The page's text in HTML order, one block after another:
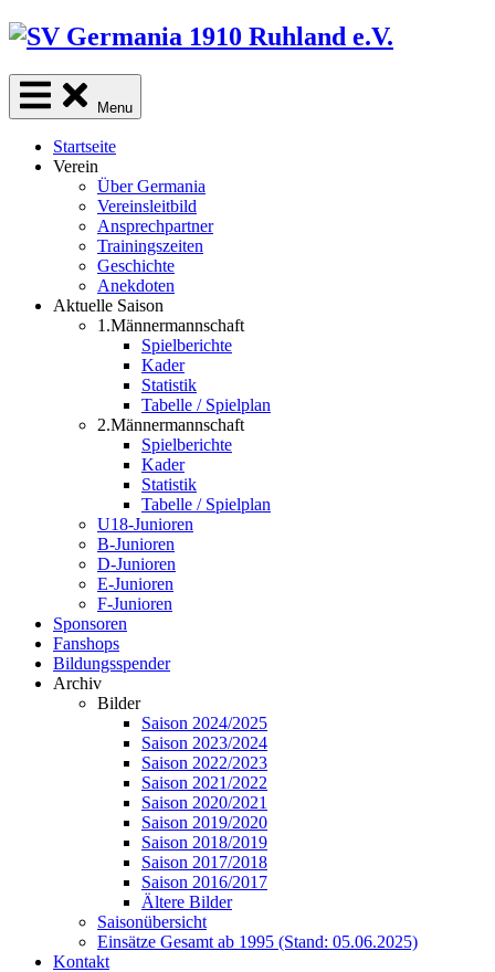
Skip
content
Menu
Startseite
Verein
Über Germania
Vereinsleitbild
Ansprechpartner
Trainingszeiten
Geschichte
Anekdoten
Aktuelle Saison
1.Männermannschaft
Spielberichte
Kader
Statistik
Tabelle / Spielplan
2.Männermannschaft
Spielberichte
Kader
Statistik
Tabelle / Spielplan
U18-Junioren
B-Junioren
D-Junioren
E-Junioren
F-Junioren
Sponsoren
Fanshops
Bildungsspender
Archiv
Bilder
Saison 2024/2025
Saison 2023/2024
Saison 2022/2023
Saison 2021/2022
Saison 2020/2021
Saison 2019/2020
Saison 2018/2019
Saison 2017/2018
Saison 2016/2017
Ältere Bilder
Saisonübersicht
Einsätze Gesamt ab 1995 (Stand: 05.06.2025)
Kontakt